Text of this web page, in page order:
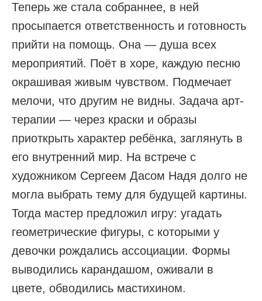
Теперь же стала собраннее, в ней
просыпается ответственность и готовность
прийти на помощь. Она — душа всех
мероприятий. Поёт в хоре, каждую песню
окрашивая живым чувством. Подмечает
мелочи, что другим не видны. Задача арт-
терапии — через краски и образы
приоткрыть характер ребёнка, заглянуть в
его внутренний мир. На встрече с
художником Сергеем Дасом Надя долго не
могла выбрать тему для будущей картины.
Тогда мастер предложил игру: угадать
геометрические фигуры, с которыми у
девочки рождались ассоциации. Формы
выводились карандашом, оживали в
цвете, обводились мастихином.